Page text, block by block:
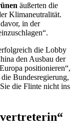
äußerten die
Klimaneutralität.
in der
die Lobby
den Ausbau der
positionieren“,
Bundesregierung,
die Flinte nicht ins